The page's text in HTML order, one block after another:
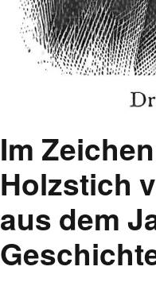
Im
Holzstich
aus dem